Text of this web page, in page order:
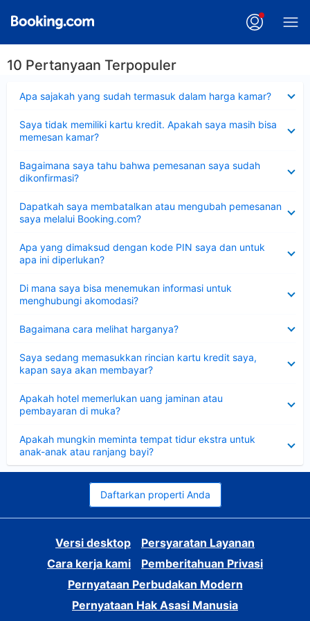
10 Pertanyaan Terpopuler
Apa sajakah yang sudah termasuk dalam harga kamar?
Saya tidak memiliki kartu kredit. Apakah saya masih bisa
memesan kamar?
Bagaimana saya tahu bahwa pemesanan saya sudah
dikonfirmasi?
Dapatkah saya membatalkan atau mengubah pemesanan
saya melalui Booking.com?
Apa yang dimaksud dengan kode PIN saya dan untuk
apa ini diperlukan?
Di mana saya bisa menemukan informasi untuk
menghubungi akomodasi?
Bagaimana cara melihat harganya?
Saya sedang memasukkan rincian kartu kredit saya,
kapan saya akan membayar?
Apakah hotel memerlukan uang jaminan atau
pembayaran di muka?
Apakah mungkin meminta tempat tidur ekstra untuk
anak-anak atau ranjang bayi?
Daftarkan properti Anda
Versi desktop
Persyaratan Layanan
Cara kerja kami
Pemberitahuan Privasi
Pernyataan Perbudakan Modern
Pernyataan Hak Asasi Manusia